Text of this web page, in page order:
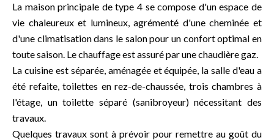
La maison principale de type 4 se compose d'un espace de
vie chaleureux et lumineux, agrémenté d'une cheminée et
d'une climatisation dans le salon pour un confort optimal en
toute saison. Le chauffage est assuré par une chaudière gaz.
La cuisine est séparée, aménagée et équipée, la salle d'eau a
été refaite, toilettes en rez-de-chaussée, trois chambres à
l'étage, un toilette séparé (sanibroyeur) nécessitant des
travaux.
Quelques travaux sont à prévoir pour remettre au goût du